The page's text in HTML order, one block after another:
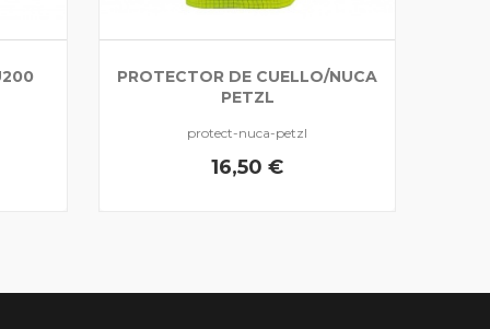
PROTECTOR DE CUELLO/NUCA
PETZL
protect-nuca-petzl
16,50 €